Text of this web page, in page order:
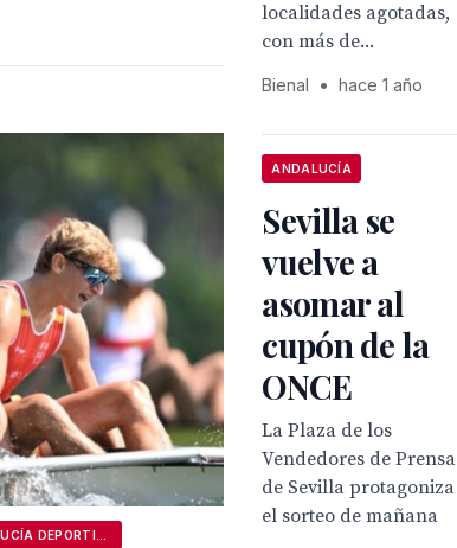
localidades agotadas,
con más de...
Bienal • hace 1 año
ANDALUCÍA
Sevilla se
vuelve a
asomar al
cupón de la
ONCE
La Plaza de los
Vendedores de Prensa
de Sevilla protagoniza
el sorteo de mañana